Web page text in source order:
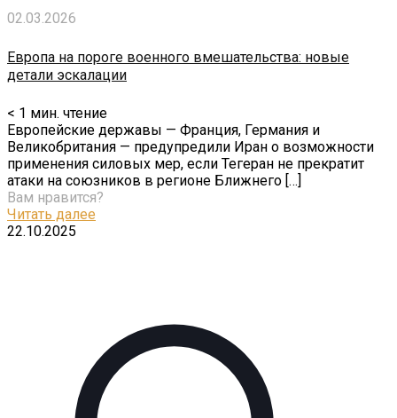
02.03.2026
Европа на пороге военного вмешательства: новые
детали эскалации
< 1 мин. чтение
Европейские державы — Франция, Германия и
Великобритания — предупредили Иран о возможности
применения силовых мер, если Тегеран не прекратит
атаки на союзников в регионе Ближнего […]
Вам нравится?
Читать далее
22.10.2025